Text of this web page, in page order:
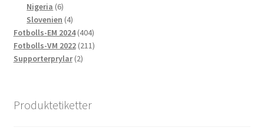
produkter
Nigeria 66
produkter
Slovenien 44
produkter
Fotbolls-EM 2024 404404
produkter
Fotbolls-VM 2022 211211
Supporterprylar 22
Produktetiketter